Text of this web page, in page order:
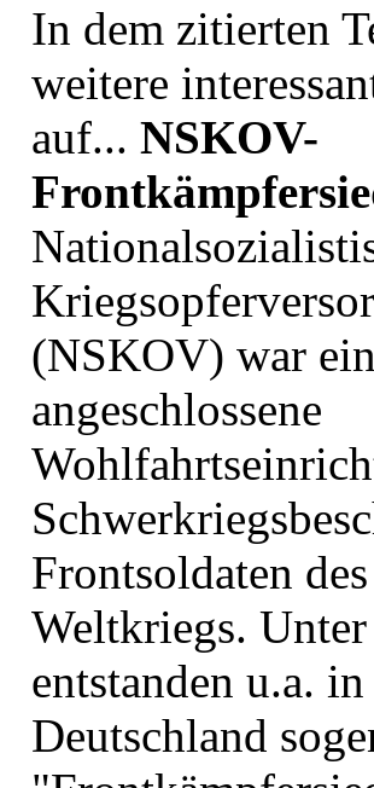
In dem zitierten
weitere
auf... NSKOV-
(NSKOV) war
angeschlossene
Frontsoldaten
Weltkriegs.
entstanden u.a.
Deutschland